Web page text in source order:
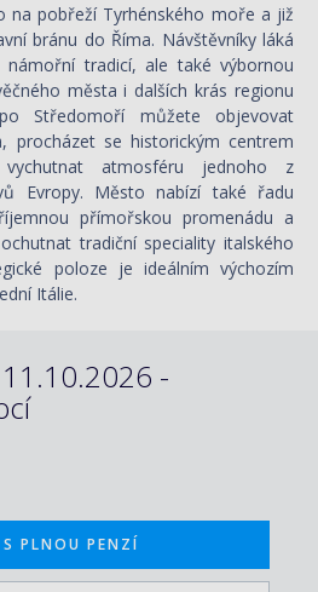
na pobřeží Tyrhénského moře a již
bránu do Říma. Návštěvníky láká
tradicí, ale také výbornou
města i dalších krás regionu
Středomoří můžete objevovat
procházet se historickým centrem
atmosféru jednoho z
Evropy. Město nabízí také řadu
přímořskou promenádu a
tradiční speciality italského
poloze je ideálním výchozím
Itálie.
-
PLNOU PENZÍ